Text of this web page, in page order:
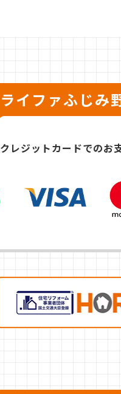
ライファふじみ
クレジットカードでのお